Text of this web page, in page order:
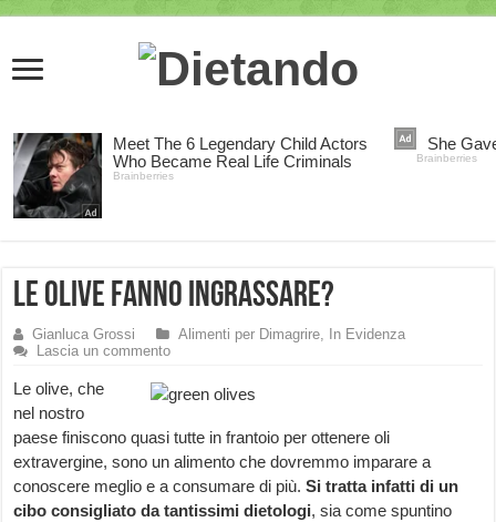
Le Olive fanno ingrassare?
Gianluca Grossi Alimenti per Dimagrire,
In Evidenza
Lascia un commento
Le olive, che
nel nostro
paese finiscono quasi tutte in frantoio per ottenere oli
extravergine, sono un alimento che dovremmo imparare a
conoscere meglio e a consumare di più.Si tratta infatti di un
cibo consigliato da tantissimi dietologi, sia come spuntino